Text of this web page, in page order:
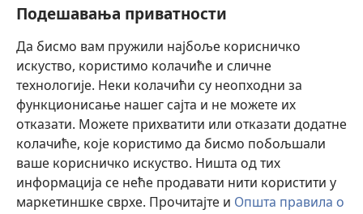
Подешавања приватности
Да бисмо вам пружили најбоље корисничко
искуство, користимо колачиће и сличне
технологије. Неки колачићи су неопходни за
функционисање нашег сајта и не можете их
отказати. Можете прихватити или отказати додатне
колачиће, које користимо да бисмо побољшали
ваше корисничко искуство. Ништа од тих
информација се неће продавати нити користити у
маркетиншке сврхе. Прочитајте и Општа правила о
(отвара
нови
прозор)ОНЛАЈН БИБЛИОТЕКА Watchtower
(отвара
нови
прозор)JW Hub®
(отвара
нови
прозор)JW Library
Watchtower Library ®